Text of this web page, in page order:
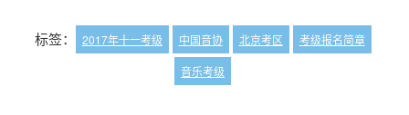
标签： 2017年十一考级 中国音协 北京考区 考级报名简章
音乐考级